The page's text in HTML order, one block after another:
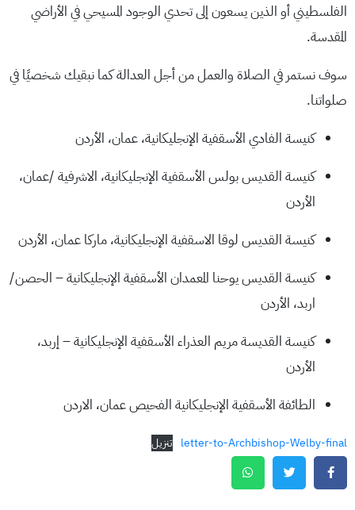
الفلسطيني أو الذين يسعون إلى تحدي الوجود المسيحي في الأراضي
المقدسة.
سوف نستمر في الصلاة والعمل من أجل العدالة كما نبقيك شخصيًا في
صلواتنا.
كنيسة الفادي الأسقفية الإنجليكانية، عمان، الأردن
كنيسة القديس بولس الأسقفية الإنجليكانية، الاشرفية /عمان،
الأردن
كنيسة القديس لوقا الاسقفية الإنجليكانية، ماركا عمان، الأردن
كنيسة القديس يوحنا المعمدان الأسقفية الإنجليكانية – الحصن/
اربد، الأردن
كنيسة القديسة مريم العذراء الأسقفية الإنجليكانية – إربد،
الأردن
الطائفة الأسقفية الإنجليكانية الفحيص عمان، الاردن
letter-to-Archbishop-Welby-final تنزيل